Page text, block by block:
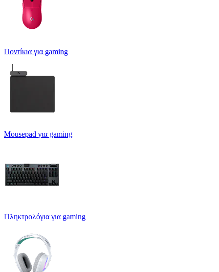
Ποντίκια για gaming
Mousepad για gaming
Πληκτρολόγια για gaming